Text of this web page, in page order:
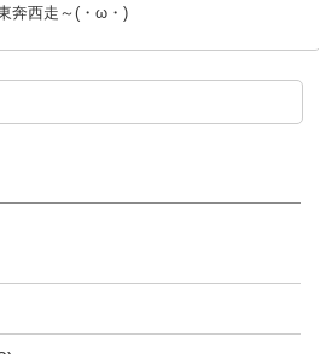
奔西走～(・ω・)